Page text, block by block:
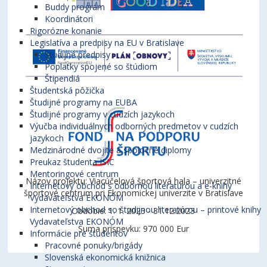
Buddy program
Koordinátori
Rigorózne konanie
Legislatíva a predpisy na EU v Bratislave
Študijné predpisy
Poplatky spojené so štúdiom
Štipendiá
Študentská pôžička
Študijné programy na EUBA
Študijné programy v cudzích jazykoch
Výučba individuálnych odborných predmetov v cudzích
jazykoch
Medzinárodné dvojité a spoločné diplomy
Preukaz študenta ISIC
Mentoringové centrum
Internetový obchod s odbornou literatúrou a e-knihy
Vydavateľstva EKONÓM
Internetový obchod so študijnou literatúrou – printové knihy
Vydavateľstva EKONÓM
Informácie pre študentov
Pracovné ponuky/brigády
Slovenská ekonomická knižnica
Názov projektu: Viacúčelová športová hala – univerzitné
športové centrum pri Ekonomickej univerzite v Bratislave
Obdobie: 1. 1. 2023 - 31.12.2023
Suma príspevku: 970 000 Eur